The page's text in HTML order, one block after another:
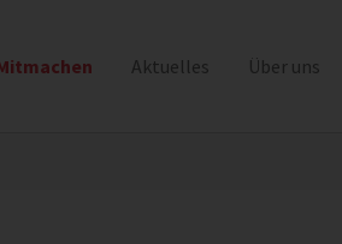
Aktuelles Über uns